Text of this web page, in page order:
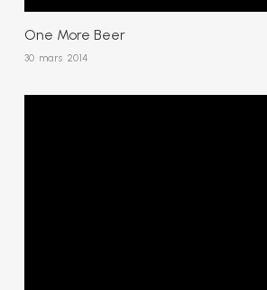
One More Beer
30 mars 2014